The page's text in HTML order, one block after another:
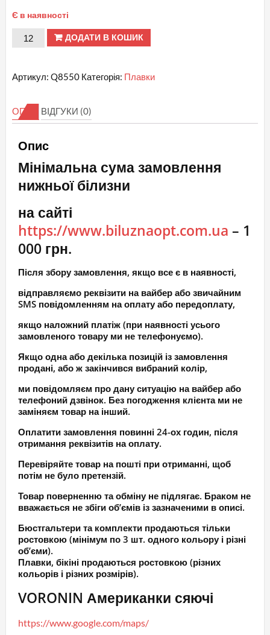
Є в наявності
Американки
кількість
ДОДАТИ В КОШИК
Артикул: Q8550 Категорія: Плавки
ОПИС ВІДГУКИ (0)
Опис
Мінімальна сума замовлення
нижньої білизни
на сайті
https://www.biluznaopt.com.ua – 1
000 грн.
Після збору замовлення, якщо все є в наявності,
відправляємо реквізити на вайбер або звичайним
SMS повідомленням на оплату або передоплату,
якщо наложний платіж (при наявності усього
замовленого товару ми не телефонуємо).
Якщо одна або декілька позицій із замовлення
продані, або ж закінчився вибраний колір,
ми повідомляєм про дану ситуацію на вайбер або
телефоний дзвінок. Без погодження клієнта ми не
заміняєм товар на інший.
Оплатити замовлення повинні 24-ох годин, після
отримання реквізитів на оплату.
Перевіряйте товар на пошті при отриманні, щоб
потім не було претензій.
Товар поверненню та обміну не підлягає. Браком не
вважається не збіги об’ємів із зазначеними в описі.
Бюстгальтери та комплекти продаються тільки
ростовкою (мінімум по 3 шт. одного кольору і різні
об’єми).
Плавки, бікіні продаються ростовкою (різних
кольорів і різних розмірів).
VORONIN Американки сяючі
https://www.google.com/maps/